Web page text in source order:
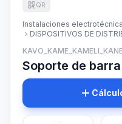
QR
Instalaciones
DISPOSITIVOS DE
Soporte de